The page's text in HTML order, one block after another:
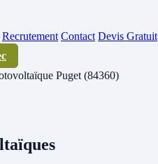
Recrutement Contact Devis Gratuit
Puget (84360)